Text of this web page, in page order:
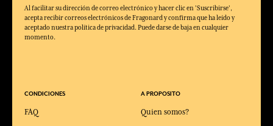
Al facilitar su dirección de correo electrónico y hacer clic en 'Suscribirse',
acepta recibir correos electrónicos de Fragonard y confirma que ha leído y
aceptado nuestra política de privacidad. Puede darse de baja en cualquier
momento.
CONDICIONES
FAQ
A PROPOSITO
Quien somos?